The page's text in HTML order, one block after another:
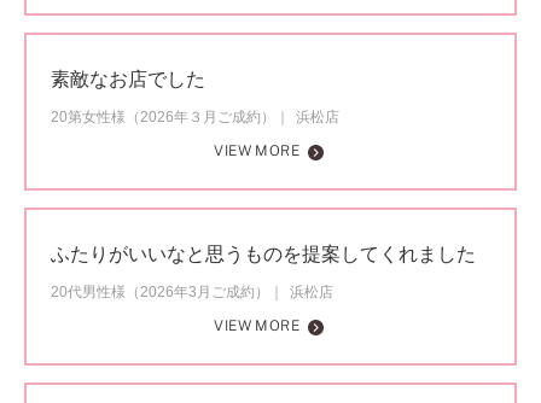
素敵なお店でした
20第女性様（2026年３月ご成約）
浜松店
VIEW MORE
ふたりがいいなと思うものを提案してくれました
20代男性様（2026年3月ご成約）
浜松店
VIEW MORE